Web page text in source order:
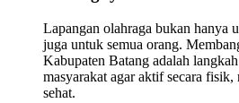
Lapangan olahraga bukan hanya
juga untuk semua orang.
Kabupaten Batang adalah
masyarakat agar aktif secara
sehat.